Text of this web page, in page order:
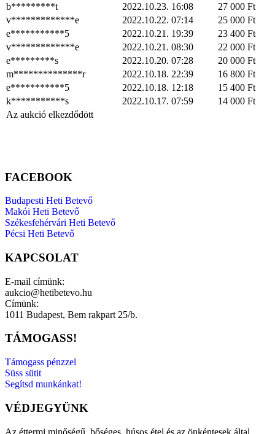
b*********t
2022.10.23. 16:08 27 000 Ft
v*************e
2022.10.22. 07:14 25 000 Ft
e***********5
2022.10.21. 19:39 23 400 Ft
v*************e
2022.10.21. 08:30 22 000 Ft
e*********s
2022.10.20. 07:28 20 000 Ft
m**************r
2022.10.18. 22:39 16 800 Ft
e***********5
2022.10.18. 12:18 15 400 Ft
k***********s
2022.10.17. 07:59 14 000 Ft
Az aukció elkezdődött
FACEBOOK
Budapesti Heti Betevő
Makói Heti Betevő
Székesfehérvári Heti Betevő
Pécsi Heti Betevő
KAPCSOLAT
E-mail címünk:
aukcio@hetibetevo.hu
Címünk:
1011 Budapest, Bem rakpart 25/b.
TÁMOGASS!
Támogass pénzzel
Süss sütit
Segítsd munkánkat!
VÉDJEGYÜNK
Az éttermi minőségű, bőséges, húsos étel és az önkéntesek által